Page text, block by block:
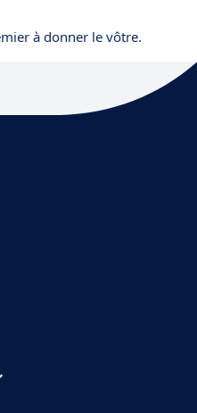
à donner le vôtre.